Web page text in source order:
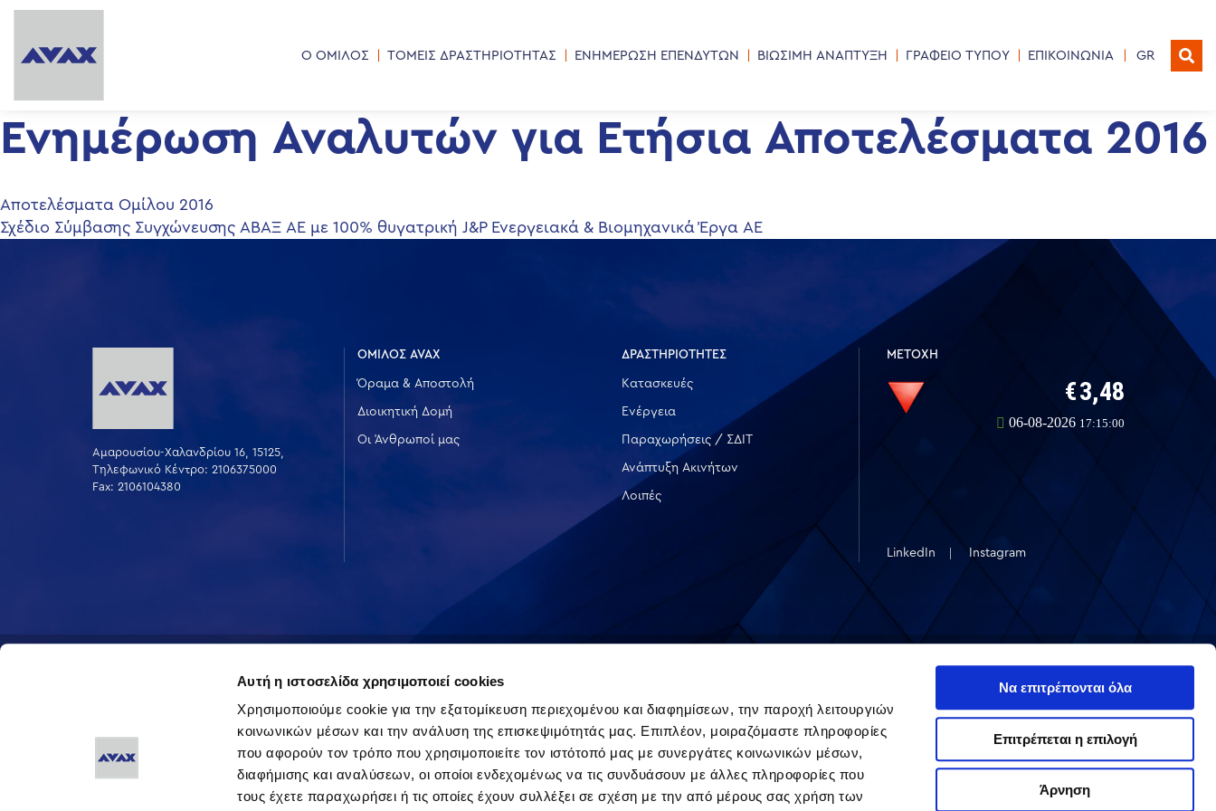
Αυτή η ιστοσελίδα χρησιμοποιεί cookies
Χρησιμοποιούμε cookie για την εξατομίκευση περιεχομένου και διαφημίσεων, την παροχή λειτουργιών
κοινωνικών μέσων και την ανάλυση της επισκεψιμότητάς μας. Επιπλέον, μοιραζόμαστε πληροφορίες
που αφορούν τον τρόπο που χρησιμοποιείτε τον ιστότοπό μας με συνεργάτες κοινωνικών μέσων,
διαφήμισης και αναλύσεων, οι οποίοι ενδεχομένως να τις συνδυάσουν με άλλες πληροφορίες που
τους έχετε παραχωρήσει ή τις οποίες έχουν συλλέξει σε σχέση με την από μέρους σας χρήση των
Να επιτρέπονται όλα
Επιτρέπεται η επιλογή
Άρνηση
Ο ΟΜΙΛΟΣ ΤΟΜΕΙΣ ΔΡΑΣΤΗΡΙΟΤΗΤΑΣ ΕΝΗΜΕΡΩΣΗ ΕΠΕΝΔΥΤΩΝ ΒΙΩΣΙΜΗ ΑΝΑΠΤΥΞΗ ΓΡΑΦΕΙΟ ΤΥΠΟΥ ΕΠΙΚΟΙΝΩΝΙΑ GR
Ενημέρωση Αναλυτών για Ετήσια Αποτελέσματα 2016
Πλοήγηση
Αποτελέσματα Ομίλου 2016
Σχέδιο Σύμβασης Συγχώνευσης ΑΒΑΞ ΑΕ με 100% θυγατρική J&P Ενεργειακά & Βιομηχανικά Έργα ΑΕ
Αμαρουσίου-Χαλανδρίου 16, 15125,
Τηλεφωνικό Κέντρο: 2106375000
Fax: 2106104380
ΟΜΙΛΟΣ AVAX
Όραμα & Αποστολή
Διοικητική Δομή
Οι Άνθρωποί μας
ΔΡΑΣΤΗΡΙΟΤΗΤΕΣ
Κατασκευές
Ενέργεια
Παραχωρήσεις / ΣΔΙΤ
Ανάπτυξη Ακινήτων
Λοιπές
ΜΕΤΟΧΗ
LinkedIn Instagram